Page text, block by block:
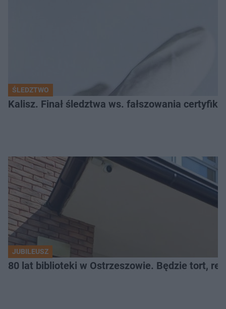
ŚLEDZTWO
Kalisz. Finał śledztwa ws. fałszowania
JUBILEUSZ
80 lat biblioteki w Ostrzeszowie. Będzie tort,